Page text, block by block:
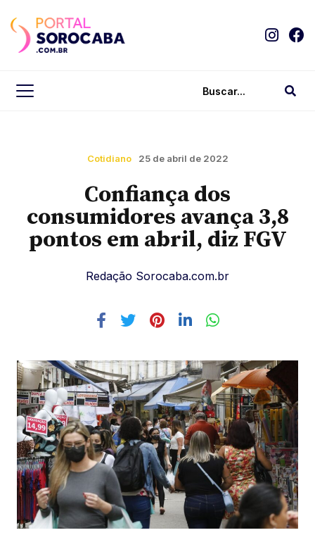
Cotidiano 25 de abril de 2022
Confiança dos
consumidores avança 3,8
pontos em abril, diz FGV
Redação Sorocaba.com.br